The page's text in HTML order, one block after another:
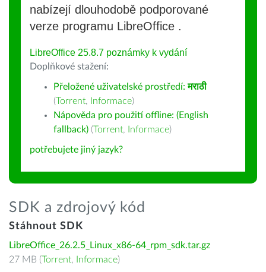
nabízejí dlouhodobě podporované
verze programu LibreOffice .
LibreOffice 25.8.7 poznámky k vydání
Doplňkové stažení:
Přeložené uživatelské prostředí:मराठी
(Torrent, Informace)
Nápověda pro použití offline: (English
fallback) (Torrent, Informace)
potřebujete jiný jazyk?
SDK a zdrojový kód
Stáhnout SDK
LibreOffice_26.2.5_Linux_x86-64_rpm_sdk.tar.gz
27 MB (Torrent, Informace)